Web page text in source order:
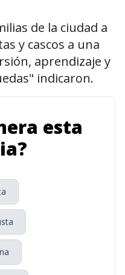
de la ciudad a
y cascos a una
aprendizaje y
indicaron.
esta